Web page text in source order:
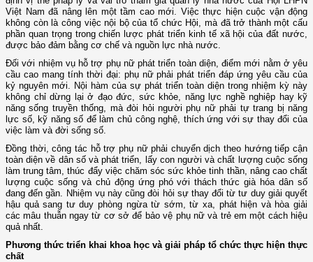
Việt Nam đã nâng lên một tầm cao mới. Việc thực hiện cuộc vận động
không còn là công việc nội bộ của tổ chức Hội, mà đã trở thành một cấu
phần quan trọng trong chiến lược phát triển kinh tế xã hội của đất nước,
được bảo đảm bằng cơ chế và nguồn lực nhà nước.
Đối với nhiệm vụ hỗ trợ phụ nữ phát triển toàn diện, điểm mới nằm ở yêu
cầu cao mang tính thời đại: phụ nữ phải phát triển đáp ứng yêu cầu của
kỷ nguyên mới. Nội hàm của sự phát triển toàn diện trong nhiệm kỳ này
không chỉ dừng lại ở đạo đức, sức khỏe, năng lực nghề nghiệp hay kỹ
năng sống truyền thống, mà đòi hỏi người phụ nữ phải tự trang bị năng
lực số, kỹ năng số để làm chủ công nghệ, thích ứng với sự thay đổi của
việc làm và đời sống số.
Đồng thời, công tác hỗ trợ phụ nữ phải chuyển dịch theo hướng tiếp cận
toàn diện về dân số và phát triển, lấy con người và chất lượng cuộc sống
làm trung tâm, thúc đẩy việc chăm sóc sức khỏe tinh thần, nâng cao chất
lượng cuộc sống và chủ động ứng phó với thách thức già hóa dân số
đang đến gần. Nhiệm vụ này cũng đòi hỏi sự thay đổi từ tư duy giải quyết
hậu quả sang tư duy phòng ngừa từ sớm, từ xa, phát hiện và hòa giải
các mâu thuẫn ngay từ cơ sở để bảo vệ phụ nữ và trẻ em một cách hiệu
quả nhất.
Phương thức triển khai khoa học và giải pháp tổ chức thực hiện thực
chất